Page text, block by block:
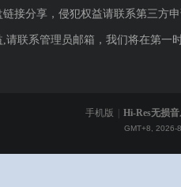
接分享，侵犯权益请联系第三方
请联系管理员邮箱，我们将在第一
手机版 Hi-Res无损
GMT+8, 2026-